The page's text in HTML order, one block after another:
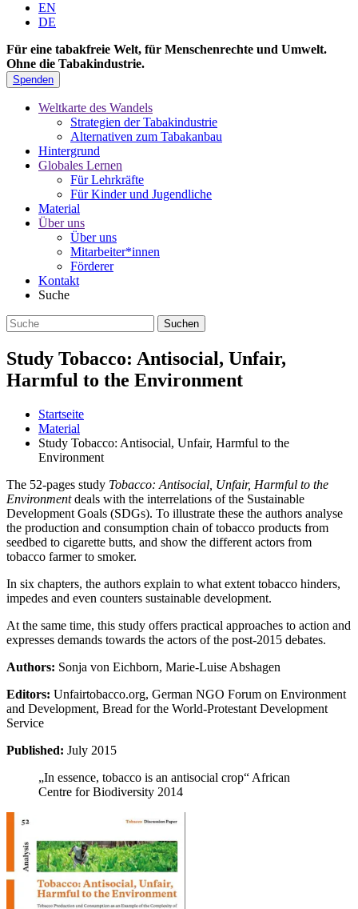
EN
DE
Für eine tabakfreie Welt, für Menschenrechte und Umwelt.
Ohne die Tabakindustrie.
Spenden
Weltkarte des Wandels
Strategien der Tabakindustrie
Alternativen zum Tabakanbau
Hintergrund
Globales Lernen
Für Lehrkräfte
Für Kinder und Jugendliche
Material
Über uns
Über uns
Mitarbeiter*innen
Förderer
Kontakt
Suche
Study Tobacco: Antisocial, Unfair,
Harmful to the Environment
Startseite
Material
Study Tobacco: Antisocial, Unfair, Harmful to the
Environment
The 52-pages study Tobacco: Antisocial, Unfair, Harmful to the
Environmentdeals with the interrelations of the Sustainable
Development Goals (SDGs). To illustrate these the authors analyse
the production and consumption chain of tobacco products from
seedbed to cigarette butts, and show the different actors from
tobacco farmer to smoker.
In six chapters, the authors explain to what extent tobacco hinders,
impedes and even counters sustainable development.
At the same time, this study offers practical approaches to action and
expresses demands towards the actors of the post-2015 debates.
Authors: Sonja von Eichborn, Marie-Luise Abshagen
Editors: Unfairtobacco.org, German NGO Forum on Environment
and Development, Bread for the World-Protestant Development
Service
Published: July 2015
„In essence, tobacco is an antisocial crop“ African
Centre for Biodiversity 2014